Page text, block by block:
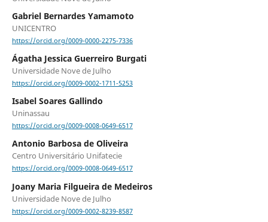
Gabriel Bernardes Yamamoto
UNICENTRO
https://orcid.org/0009-0000-2275-7336
Ágatha Jessica Guerreiro Burgati
Universidade Nove de Julho
https://orcid.org/0009-0002-1711-5253
Isabel Soares Gallindo
Uninassau
https://orcid.org/0009-0008-0649-6517
Antonio Barbosa de Oliveira
Centro Universitário Unifatecie
https://orcid.org/0009-0008-0649-6517
Joany Maria Filgueira de Medeiros
Universidade Nove de Julho
https://orcid.org/0009-0002-8239-8587